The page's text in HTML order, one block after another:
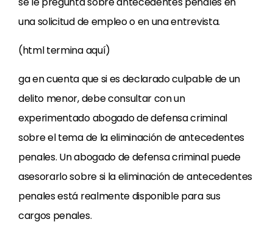
una solicitud de empleo o en una entrevista.
(html termina aquí)
ga en cuenta que si es declarado culpable de un
delito menor, debe consultar con un
experimentado abogado de defensa criminal
sobre el tema de la eliminación de antecedentes
penales. Un abogado de defensa criminal puede
asesorarlo sobre si la eliminación de antecedentes
penales está realmente disponible para sus
cargos penales.